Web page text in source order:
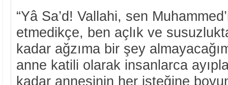
“Yâ Sa’d! Vallahi, sen
etmedikçe, ben açlık ve
kadar ağzıma bir şey
anne katili olarak insanlarca
kadar annesinin her isteğine